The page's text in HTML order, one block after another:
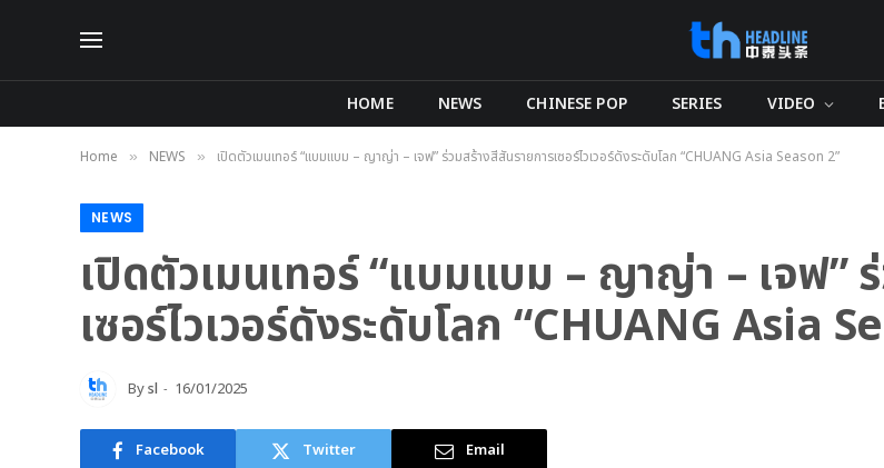
HOME NEWS CHINESE POP SERIES VIDEO
Home » NEWS » เปิดตัวเมนเทอร์ “แบมแบม – ญาญ่า – เจฟ” ร่วมสร้างสีสันรายการเซอร์ไวเวอร์ดังระดับโลก “CHUANG Asia Season 2”
NEWS
เปิดตัวเมนเทอร์ “แบมแบม – ญาญ่า – เจฟ”
เซอร์ไวเวอร์ดังระดับโลก “CHUANG Asia
Bysl 16/01/2025
Facebook Twitter Email